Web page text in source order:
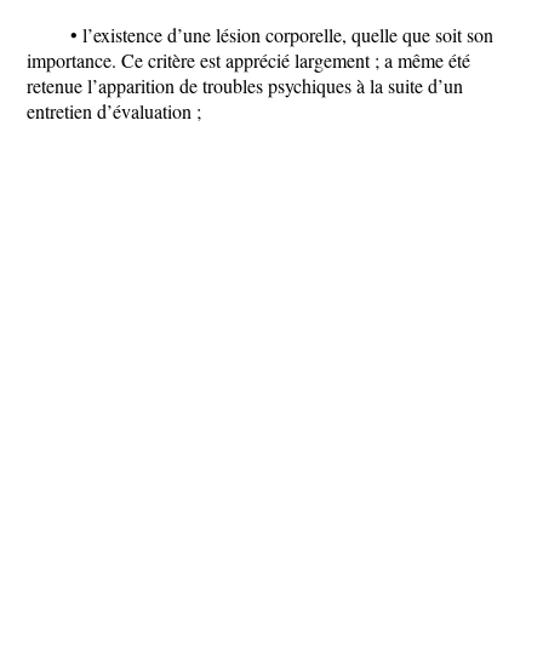
• l’existence d’une lésion corporelle, quelle que soit son
importance. Ce critère est apprécié largement ; a même été
retenue l’apparition de troubles psychiques à la suite d’un
entretien d’évaluation ;